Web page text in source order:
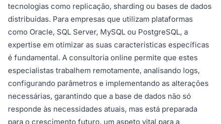
tecnologias como replicação, sharding ou bases de dados
distribuídas. Para empresas que utilizam plataformas
como Oracle, SQL Server, MySQL ou PostgreSQL, a
expertise em otimizar as suas características específicas
é fundamental. A consultoria online permite que estes
especialistas trabalhem remotamente, analisando logs,
configurando parâmetros e implementando as alterações
necessárias, garantindo que a base de dados não só
responde às necessidades atuais, mas está preparada
para o crescimento futuro, um aspeto vital para a